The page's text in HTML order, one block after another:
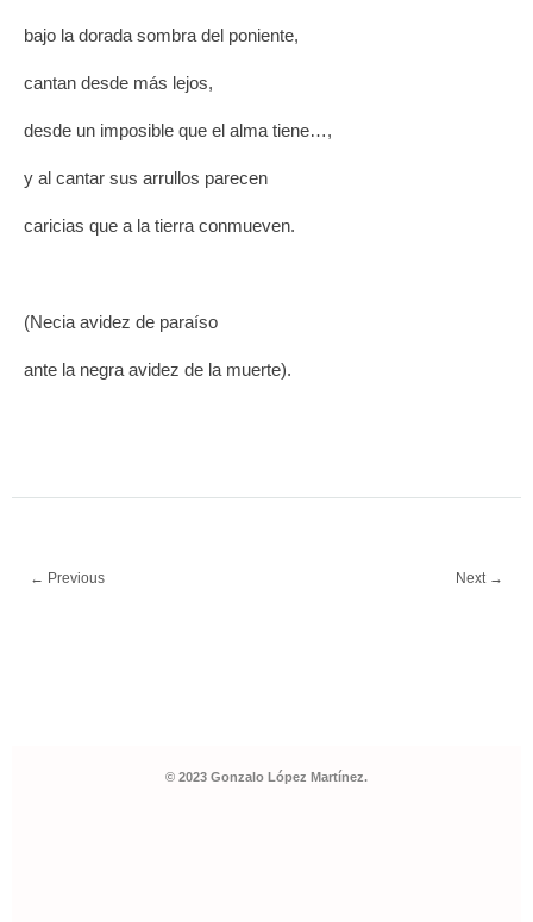
bajo la dorada sombra del poniente,
cantan desde más lejos,
desde un imposible que el alma tiene…,
y al cantar sus arrullos parecen
caricias que a la tierra conmueven.
(Necia avidez de paraíso
ante la negra avidez de la muerte).
Next →
← Previous
© 2023 Gonzalo López Martínez.